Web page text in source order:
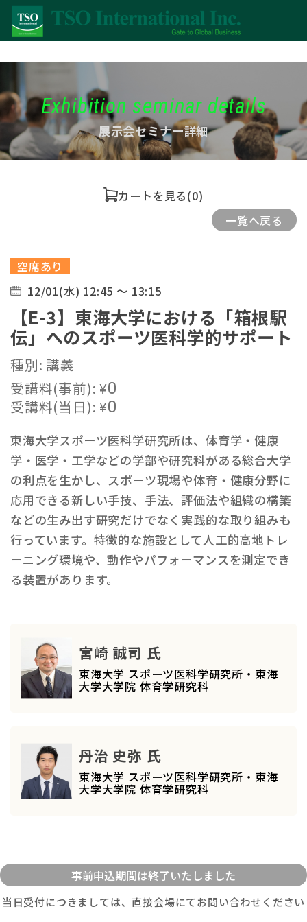
Exhibition seminar details
展示会セミナー詳細
カートを見る(0)
一覧へ戻る
空席あり
12/01(水) 12:45 ～ 13:15
【E-3】東海大学における「箱根駅
伝」へのスポーツ医科学的サポート
種別: 講義
受講料(事前):¥0
受講料(当日):¥0
東海大学スポーツ医科学研究所は、体育学・健康
学・医学・工学などの学部や研究科がある総合大学
の利点を生かし、スポーツ現場や体育・健康分野に
応用できる新しい手技、手法、評価法や組織の構築
などの生み出す研究だけでなく実践的な取り組みも
行っています。特徴的な施設として人工的高地トレ
ーニング環境や、動作やパフォーマンスを測定でき
る装置があります。
宮崎 誠司 氏
東海大学 スポーツ医科学研究所・東海
大学大学院 体育学研究科
丹治 史弥 氏
東海大学 スポーツ医科学研究所・東海
大学大学院 体育学研究科
当日受付につきましては、直接会場にてお問い合わせください